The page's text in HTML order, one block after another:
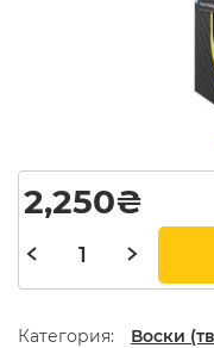
2,250₴
Категория: Воски